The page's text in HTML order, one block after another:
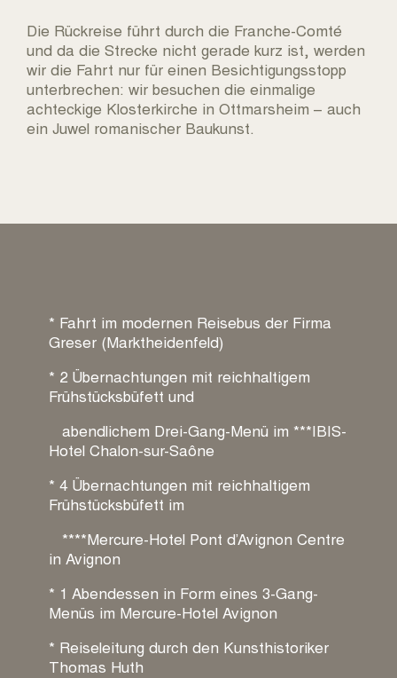
Die Rückreise führt durch die Franche-Comté
und da die Strecke nicht gerade kurz ist, werden
wir die Fahrt nur für einen Besichtigungsstopp
unterbrechen: wir besuchen die einmalige
achteckige Klosterkirche in Ottmarsheim – auch
ein Juwel romanischer Baukunst.
* Fahrt im modernen Reisebus der Firma
Greser (Marktheidenfeld)
* 2 Übernachtungen mit reichhaltigem
Frühstücksbüfett und
abendlichem Drei-Gang-Menü im ***IBIS-
Hotel Chalon-sur-Saône
* 4 Übernachtungen mit reichhaltigem
Frühstücksbüfett im
****Mercure-Hotel Pont d’Avignon Centre
in Avignon
* 1 Abendessen in Form eines 3-Gang-
Menüs im Mercure-Hotel Avignon
* Reiseleitung durch den Kunsthistoriker
Thomas Huth